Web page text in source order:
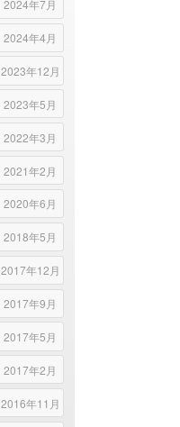
2024年7月
2024年4月
2023年12月
2023年5月
2022年3月
2021年2月
2020年6月
2018年5月
2017年12月
2017年9月
2017年5月
2017年2月
2016年11月